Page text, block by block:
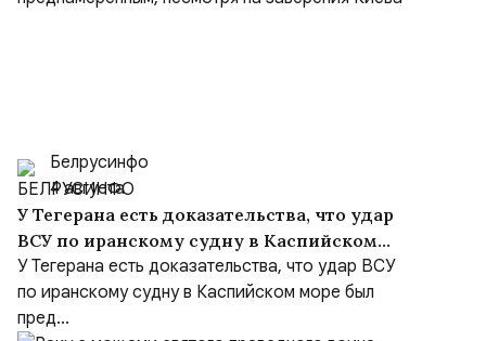
Белрусинфо
4 августа
У Тегерана есть доказательства, что удар
ВСУ по иранскому судну в Каспийском
море был преднамеренным, несмотря на
заверения Киева
У Тегерана есть доказательства, что удар ВСУ
по иранскому судну в Каспийском море был
пред...